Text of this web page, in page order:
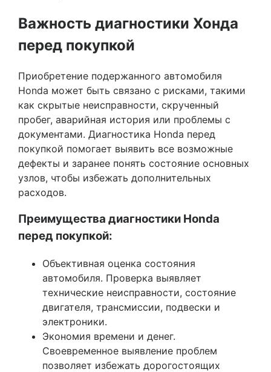
Важность диагностики Хонда
перед покупкой
Приобретение подержанного автомобиля
Honda может быть связано с рисками, такими
как скрытые неисправности, скрученный
пробег, аварийная история или проблемы с
документами. Диагностика Honda перед
покупкой помогает выявить все возможные
дефекты и заранее понять состояние основных
узлов, чтобы избежать дополнительных
расходов.
Преимущества диагностики Honda
перед покупкой:
Объективная оценка состояния
автомобиля. Проверка выявляет
технические неисправности, состояние
двигателя, трансмиссии, подвески и
электроники.
Экономия времени и денег.
Своевременное выявление проблем
позволяет избежать дорогостоящих